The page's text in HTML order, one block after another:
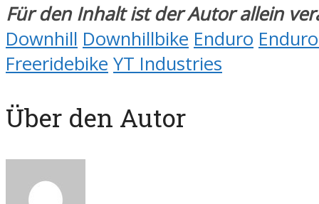
Für den Inhalt ist der Autor allein
Downhill Downhillbike Enduro
Freeridebike YT Industries
Über den Autor